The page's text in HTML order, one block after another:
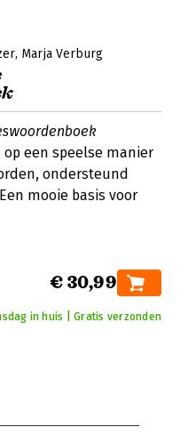
Marja Verburg
een speelse manier
ondersteund
mooie basis voor
€ 30,99
in huis | Gratis verzonden